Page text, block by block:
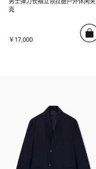
克
￥17,000